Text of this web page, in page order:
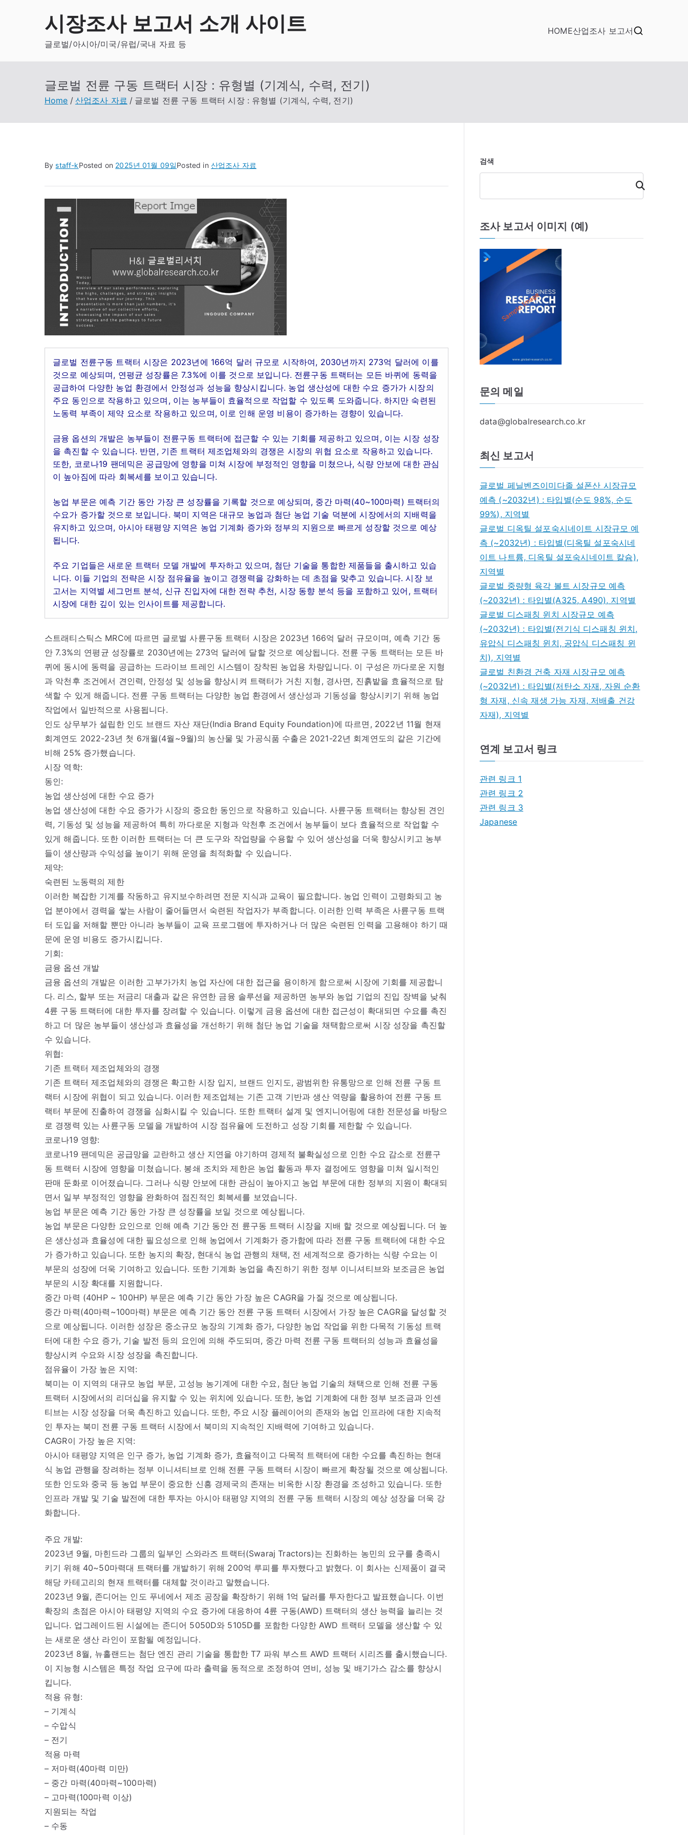
시장조사 보고서 소개 사이트
글로벌/아시아/미국/유럽/국내 자료 등
HOME산업조사 보고서
글로벌 전륜 구동 트랙터 시장 : 유형별 (기계식, 수력, 전기)
Home 산업조사 자료 글로벌 전륜 구동 트랙터 시장 : 유형별 (기계식, 수력, 전기)
Bystaff-kPosted on 2025년 01월 09일Posted in 산업조사 자료
글로벌 전륜구동 트랙터 시장은 2023년에 166억 달러 규모로 시작하여, 2030년까지 273억 달러에 이를
것으로 예상되며, 연평균 성장률은 7.3%에 이를 것으로 보입니다. 전륜구동 트랙터는 모든 바퀴에 동력을
공급하여 다양한 농업 환경에서 안정성과 성능을 향상시킵니다. 농업 생산성에 대한 수요 증가가 시장의
주요 동인으로 작용하고 있으며, 이는 농부들이 효율적으로 작업할 수 있도록 도와줍니다. 하지만 숙련된
노동력 부족이 제약 요소로 작용하고 있으며, 이로 인해 운영 비용이 증가하는 경향이 있습니다.
금융 옵션의 개발은 농부들이 전륜구동 트랙터에 접근할 수 있는 기회를 제공하고 있으며, 이는 시장 성장
을 촉진할 수 있습니다. 반면, 기존 트랙터 제조업체와의 경쟁은 시장의 위협 요소로 작용하고 있습니다.
또한, 코로나19 팬데믹은 공급망에 영향을 미쳐 시장에 부정적인 영향을 미쳤으나, 식량 안보에 대한 관심
이 높아짐에 따라 회복세를 보이고 있습니다.
농업 부문은 예측 기간 동안 가장 큰 성장률을 기록할 것으로 예상되며, 중간 마력(40~100마력) 트랙터의
수요가 증가할 것으로 보입니다. 북미 지역은 대규모 농업과 첨단 농업 기술 덕분에 시장에서의 지배력을
유지하고 있으며, 아시아 태평양 지역은 농업 기계화 증가와 정부의 지원으로 빠르게 성장할 것으로 예상
됩니다.
주요 기업들은 새로운 트랙터 모델 개발에 투자하고 있으며, 첨단 기술을 통합한 제품들을 출시하고 있습
니다. 이들 기업의 전략은 시장 점유율을 높이고 경쟁력을 강화하는 데 초점을 맞추고 있습니다. 시장 보
고서는 지역별 세그먼트 분석, 신규 진입자에 대한 전략 추천, 시장 동향 분석 등을 포함하고 있어, 트랙터
시장에 대한 깊이 있는 인사이트를 제공합니다.
스트래티스틱스 MRC에 따르면 글로벌 사륜구동 트랙터 시장은 2023년 166억 달러 규모이며, 예측 기간 동
안 7.3%의 연평균 성장률로 2030년에는 273억 달러에 달할 것으로 예상됩니다. 전륜 구동 트랙터는 모든 바
퀴에 동시에 동력을 공급하는 드라이브 트레인 시스템이 장착된 농업용 차량입니다. 이 구성은 까다로운 지형
과 악천후 조건에서 견인력, 안정성 및 성능을 향상시켜 트랙터가 거친 지형, 경사면, 진흙밭을 효율적으로 탐
색할 수 있게 해줍니다. 전륜 구동 트랙터는 다양한 농업 환경에서 생산성과 기동성을 향상시키기 위해 농업
작업에서 일반적으로 사용됩니다.
인도 상무부가 설립한 인도 브랜드 자산 재단(India Brand Equity Foundation)에 따르면, 2022년 11월 현재
회계연도 2022-23년 첫 6개월(4월~9월)의 농산물 및 가공식품 수출은 2021-22년 회계연도의 같은 기간에
비해 25% 증가했습니다.
시장 역학:
동인:
농업 생산성에 대한 수요 증가
농업 생산성에 대한 수요 증가가 시장의 중요한 동인으로 작용하고 있습니다. 사륜구동 트랙터는 향상된 견인
력, 기동성 및 성능을 제공하여 특히 까다로운 지형과 악천후 조건에서 농부들이 보다 효율적으로 작업할 수
있게 해줍니다. 또한 이러한 트랙터는 더 큰 도구와 작업량을 수용할 수 있어 생산성을 더욱 향상시키고 농부
들이 생산량과 수익성을 높이기 위해 운영을 최적화할 수 있습니다.
제약:
숙련된 노동력의 제한
이러한 복잡한 기계를 작동하고 유지보수하려면 전문 지식과 교육이 필요합니다. 농업 인력이 고령화되고 농
업 분야에서 경력을 쌓는 사람이 줄어들면서 숙련된 작업자가 부족합니다. 이러한 인력 부족은 사륜구동 트랙
터 도입을 저해할 뿐만 아니라 농부들이 교육 프로그램에 투자하거나 더 많은 숙련된 인력을 고용해야 하기 때
문에 운영 비용도 증가시킵니다.
기회:
금융 옵션 개발
금융 옵션의 개발은 이러한 고부가가치 농업 자산에 대한 접근을 용이하게 함으로써 시장에 기회를 제공합니
다. 리스, 할부 또는 저금리 대출과 같은 유연한 금융 솔루션을 제공하면 농부와 농업 기업의 진입 장벽을 낮춰
4륜 구동 트랙터에 대한 투자를 장려할 수 있습니다. 이렇게 금융 옵션에 대한 접근성이 확대되면 수요를 촉진
하고 더 많은 농부들이 생산성과 효율성을 개선하기 위해 첨단 농업 기술을 채택함으로써 시장 성장을 촉진할
수 있습니다.
위협:
기존 트랙터 제조업체와의 경쟁
기존 트랙터 제조업체와의 경쟁은 확고한 시장 입지, 브랜드 인지도, 광범위한 유통망으로 인해 전륜 구동 트
랙터 시장에 위협이 되고 있습니다. 이러한 제조업체는 기존 고객 기반과 생산 역량을 활용하여 전륜 구동 트
랙터 부문에 진출하여 경쟁을 심화시킬 수 있습니다. 또한 트랙터 설계 및 엔지니어링에 대한 전문성을 바탕으
로 경쟁력 있는 사륜구동 모델을 개발하여 시장 점유율에 도전하고 성장 기회를 제한할 수 있습니다.
코로나19 영향:
코로나19 팬데믹은 공급망을 교란하고 생산 지연을 야기하며 경제적 불확실성으로 인한 수요 감소로 전륜구
동 트랙터 시장에 영향을 미쳤습니다. 봉쇄 조치와 제한은 농업 활동과 투자 결정에도 영향을 미쳐 일시적인
판매 둔화로 이어졌습니다. 그러나 식량 안보에 대한 관심이 높아지고 농업 부문에 대한 정부의 지원이 확대되
면서 일부 부정적인 영향을 완화하여 점진적인 회복세를 보였습니다.
농업 부문은 예측 기간 동안 가장 큰 성장률을 보일 것으로 예상됩니다.
농업 부문은 다양한 요인으로 인해 예측 기간 동안 전 륜구동 트랙터 시장을 지배 할 것으로 예상됩니다. 더 높
은 생산성과 효율성에 대한 필요성으로 인해 농업에서 기계화가 증가함에 따라 전륜 구동 트랙터에 대한 수요
가 증가하고 있습니다. 또한 농지의 확장, 현대식 농업 관행의 채택, 전 세계적으로 증가하는 식량 수요는 이
부문의 성장에 더욱 기여하고 있습니다. 또한 기계화 농업을 촉진하기 위한 정부 이니셔티브와 보조금은 농업
부문의 시장 확대를 지원합니다.
중간 마력 (40HP ~ 100HP) 부문은 예측 기간 동안 가장 높은 CAGR을 가질 것으로 예상됩니다.
중간 마력(40마력~100마력) 부문은 예측 기간 동안 전륜 구동 트랙터 시장에서 가장 높은 CAGR을 달성할 것
으로 예상됩니다. 이러한 성장은 중소규모 농장의 기계화 증가, 다양한 농업 작업을 위한 다목적 기동성 트랙
터에 대한 수요 증가, 기술 발전 등의 요인에 의해 주도되며, 중간 마력 전륜 구동 트랙터의 성능과 효율성을
향상시켜 수요와 시장 성장을 촉진합니다.
점유율이 가장 높은 지역:
북미는 이 지역의 대규모 농업 부문, 고성능 농기계에 대한 수요, 첨단 농업 기술의 채택으로 인해 전륜 구동
트랙터 시장에서의 리더십을 유지할 수 있는 위치에 있습니다. 또한, 농업 기계화에 대한 정부 보조금과 인센
티브는 시장 성장을 더욱 촉진하고 있습니다. 또한, 주요 시장 플레이어의 존재와 농업 인프라에 대한 지속적
인 투자는 북미 전륜 구동 트랙터 시장에서 북미의 지속적인 지배력에 기여하고 있습니다.
CAGR이 가장 높은 지역:
아시아 태평양 지역은 인구 증가, 농업 기계화 증가, 효율적이고 다목적 트랙터에 대한 수요를 촉진하는 현대
식 농업 관행을 장려하는 정부 이니셔티브로 인해 전륜 구동 트랙터 시장이 빠르게 확장될 것으로 예상됩니다.
또한 인도와 중국 등 농업 부문이 중요한 신흥 경제국의 존재는 비옥한 시장 환경을 조성하고 있습니다. 또한
인프라 개발 및 기술 발전에 대한 투자는 아시아 태평양 지역의 전륜 구동 트랙터 시장의 예상 성장을 더욱 강
화합니다.
주요 개발:
2023년 9월, 마힌드라 그룹의 일부인 스와라즈 트랙터(Swaraj Tractors)는 진화하는 농민의 요구를 충족시
키기 위해 40~50마력대 트랙터를 개발하기 위해 200억 루피를 투자했다고 밝혔다. 이 회사는 신제품이 결국
해당 카테고리의 현재 트랙터를 대체할 것이라고 말했습니다.
2023년 9월, 존디어는 인도 푸네에서 제조 공장을 확장하기 위해 1억 달러를 투자한다고 발표했습니다. 이번
확장의 초점은 아시아 태평양 지역의 수요 증가에 대응하여 4륜 구동(AWD) 트랙터의 생산 능력을 늘리는 것
입니다. 업그레이드된 시설에는 존디어 5050D와 5105D를 포함한 다양한 AWD 트랙터 모델을 생산할 수 있
는 새로운 생산 라인이 포함될 예정입니다.
2023년 8월, 뉴홀랜드는 첨단 엔진 관리 기술을 통합한 T7 파워 부스트 AWD 트랙터 시리즈를 출시했습니다.
이 지능형 시스템은 특정 작업 요구에 따라 출력을 동적으로 조정하여 연비, 성능 및 배기가스 감소를 향상시
킵니다.
적용 유형:
– 기계식
– 수압식
– 전기
적용 마력
– 저마력(40마력 미만)
– 중간 마력(40마력~100마력)
– 고마력(100마력 이상)
지원되는 작업
– 수동
검색
검
색
조사 보고서 이미지 (예)
문의 메일
data@globalresearch.co.kr
최신 보고서
글로벌 페닐벤즈이미다졸 설폰산 시장규모
예측 (~2032년) : 타입별(순도 98%, 순도
99%), 지역별
글로벌 디옥틸 설포숙시네이트 시장규모 예
측 (~2032년) : 타입별(디옥틸 설포숙시네
이트 나트륨, 디옥틸 설포숙시네이트 칼슘),
지역별
글로벌 중량형 육각 볼트 시장규모 예측
(~2032년) : 타입별(A325, A490), 지역별
글로벌 디스패칭 윈치 시장규모 예측
(~2032년) : 타입별(전기식 디스패칭 윈치,
유압식 디스패칭 윈치, 공압식 디스패칭 윈
치), 지역별
글로벌 친환경 건축 자재 시장규모 예측
(~2032년) : 타입별(저탄소 자재, 자원 순환
형 자재, 신속 재생 가능 자재, 저배출 건강
자재), 지역별
연계 보고서 링크
관련 링크 1
관련 링크 2
관련 링크 3
Japanese